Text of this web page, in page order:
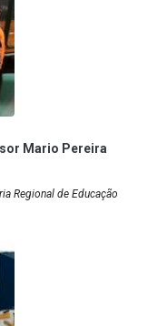
Mario Pereira
Regional de Educação